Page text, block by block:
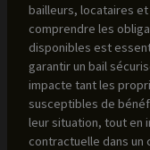
bailleurs, locataires
comprendre les
disponibles est
garantir un bail
impacte tant les
susceptibles de
leur situation, tout en
contractuelle dans un